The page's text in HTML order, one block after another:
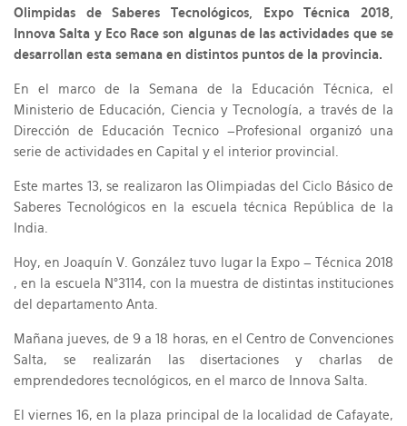
Olimpidas de Saberes Tecnológicos, Expo Técnica 2018,
Innova Salta y Eco Race son algunas de las actividades que se
desarrollan esta semana en distintos puntos de la provincia.
En el marco de la Semana de la Educación Técnica, el
Ministerio de Educación, Ciencia y Tecnología, a través de la
Dirección de Educación Tecnico –Profesional organizó una
serie de actividades en Capital y el interior provincial.
Este martes 13, se realizaron las Olimpiadas del Ciclo Básico de
Saberes Tecnológicos en la escuela técnica República de la
India.
Hoy, en Joaquín V. González tuvo lugar la Expo – Técnica 2018
, en la escuela N°3114, con la muestra de distintas instituciones
del departamento Anta.
Mañana jueves, de 9 a 18 horas, en el Centro de Convenciones
Salta, se realizarán las disertaciones y charlas de
emprendedores tecnológicos, en el marco de Innova Salta.
El viernes 16, en la plaza principal de la localidad de Cafayate,